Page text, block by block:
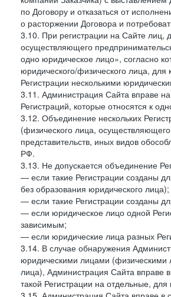
по Договору и отказаться от
о расторжении Договора и
3.10. При регистрации на Сайте лиц,
осуществляющего
одно юридическое лицо», согласно
юридического/физического лица, для
Регистрации несколькими
3.11. Администрация Сайта вправе
Регистраций, которые относятся к
3.12. Объединение нескольких
(физического лица,
представительств, иных видов
РФ.
3.13. Не допускается объединение
— если такие Регистрации созданы
без образования юридического лица);
— если такие Регистрации созданы
— если юридическое лицо одной
зависимым;
— если юридические лица разных
3.14. В случае обнаружения
юридическими лицами (физическими
лица), Администрация Сайта вправе
такой Регистрации на отдельные,